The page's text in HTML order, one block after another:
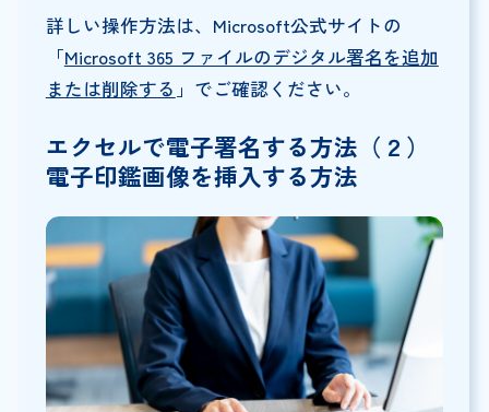
詳しい操作方法は、Microsoft公式サイトの
「Microsoft 365 ファイルのデジタル署名を追加
または削除する 」でご確認ください。
エクセルで電子署名する方法（２）
電子印鑑画像を挿入する方法